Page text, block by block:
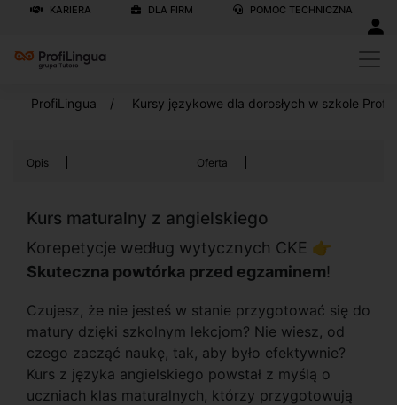
KARIERA DLA FIRM POMOC TECHNICZNA
ProfiLingua Kursy językowe dla dorosłych w szkole
Opis Oferta
Kurs maturalny z angielskiego
Korepetycje według wytycznych CKE 👉
Skuteczna powtórka przed egzaminem!
Czujesz, że nie jesteś w stanie przygotować się do
matury dzięki szkolnym lekcjom? Nie wiesz, od
czego zacząć naukę, tak, aby było efektywnie?
Kurs z języka angielskiego powstał z myślą o
uczniach klas maturalnych, którzy przygotowują